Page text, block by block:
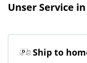
Unser Service
Ship to